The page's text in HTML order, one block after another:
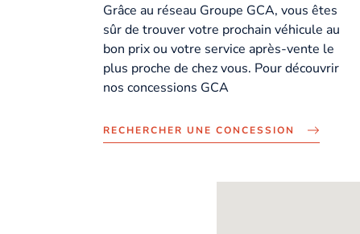
Grâce au réseau Groupe GCA, vous êtes
sûr de trouver votre prochain véhicule au
bon prix ou votre service après-vente le
plus proche de chez vous. Pour découvrir
nos concessions GCA
RECHERCHER UNE CONCESSION